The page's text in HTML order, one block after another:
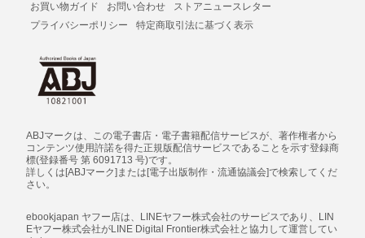
お買い物ガイド
お問い合わせ
ストアニュースレター
プライバシーポリシー
特定商取引法に基づく表示
ABJマークは、この電子書店・電子書籍配信サービスが、著作権者から
コンテンツ使用許諾を得た正規版配信サービスであることを示す登録商
標(登録番号 第 6091713 号)です。
詳しくは[ABJマーク]または[電子出版制作・流通協議会]で検索してくだ
さい。
ebookjapan ヤフー店は、LINEヤフー株式会社のサービスであり、LIN
Eヤフー株式会社がLINE Digital Frontier株式会社と協力して運営してい